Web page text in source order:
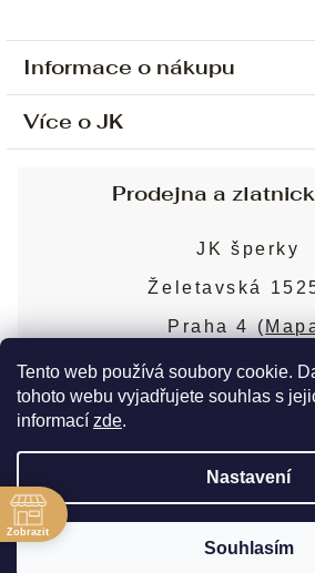
Tento web používá soubory cookie.
tohoto webu vyjadřujete souhlas s
informací zde.
Nastavení
Souhlasím
Informace o nákupu
Ochrana osobních údajů
Sjednání osobní schůzky
Obchodní podmínky
Puncovní značky
Více o JK
Blog
Nejčastější dotazy
Prodejna a
JK šperky
Želetavská
Praha 4 (
Více o prodejně
Copyright 2026JK šperky.
vyhrazena. Upravit
Vytvořil Shoptet
Zobrazit